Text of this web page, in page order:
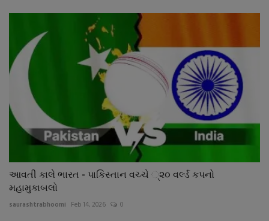
આવતી કાલે ભારત - પાકિસ્તાન વચ્ચે ્૨૦ વર્લ્ડ કપનો
મહામુકાબલો
saurashtrabhoomi Feb 14, 2026 0